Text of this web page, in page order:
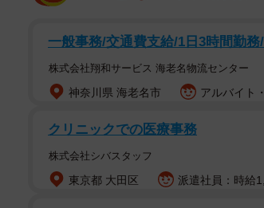
一般事務/交通費支給/1日3時間勤
株式会社翔和サービス 海老名物流センター
神奈川県 海老名市 アルバイト
クリニックでの医療事務
株式会社シバスタッフ
東京都 大田区 派遣社員：時給